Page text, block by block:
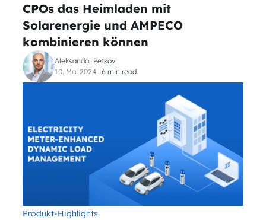
CPOs das Heimladen mit
Solarenergie und AMPECO
kombinieren können
Aleksandar Petkov
10. Mai 2024 | 6 min read
Produkt-Highlights